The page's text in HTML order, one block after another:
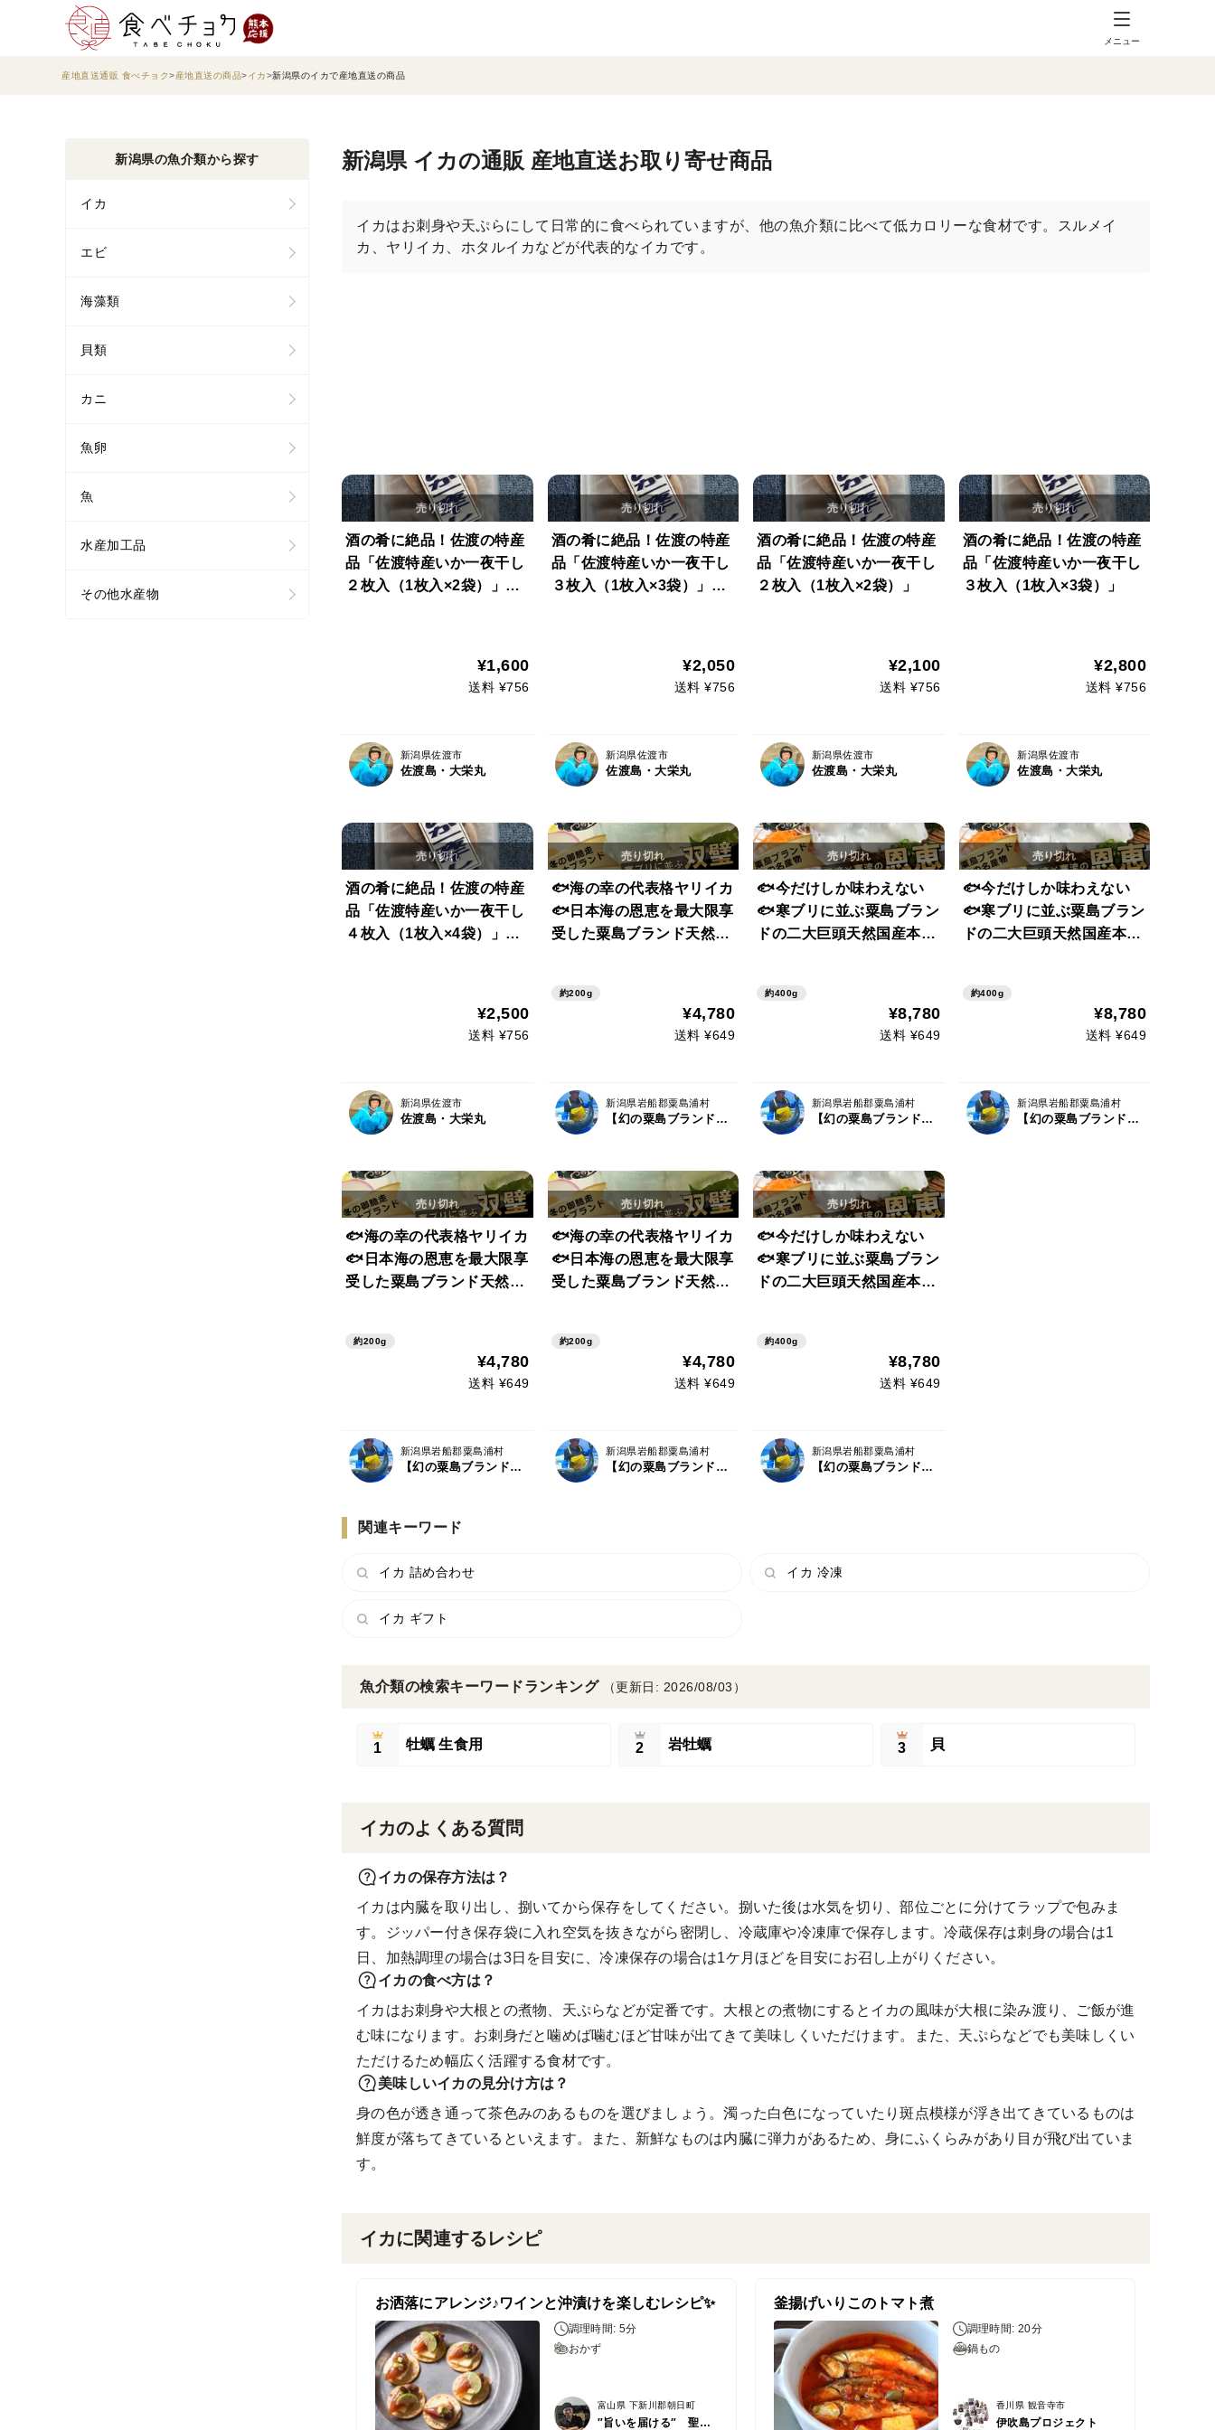
メニュー
産地直送通販 食べチョク 産地直送の商品 イカ 新潟県のイカで産地直送の商品
新潟県 イカの通販 産地直送お取り寄せ商品
イカはお刺身や天ぷらにして日常的に食べられていますが、他の魚介類に比べて低カロリーな食材です。スルメイ
カ、ヤリイカ、ホタルイカなどが代表的なイカです。
酒の肴に絶品！佐渡の特産
品「佐渡特産いか一夜干し
２枚入（1枚入×2袋）」
¥1,600
送料 ¥756
新潟県佐渡市
佐渡島・大栄丸
酒の肴に絶品！佐渡の特産
品「佐渡特産いか一夜干し
３枚入（1枚入×3袋）」
¥2,050
送料 ¥756
新潟県佐渡市
佐渡島・大栄丸
酒の肴に絶品！佐渡の特産
品「佐渡特産いか一夜干し
２枚入（1枚入×2袋）」
¥2,100
送料 ¥756
新潟県佐渡市
佐渡島・大栄丸
酒の肴に絶品！佐渡の特産
品「佐渡特産いか一夜干し
３枚入（1枚入×3袋）」
¥2,800
送料 ¥756
新潟県佐渡市
佐渡島・大栄丸
酒の肴に絶品！佐渡の特産
品「佐渡特産いか一夜干し
４枚入（1枚入×4袋）」
¥2,500
送料 ¥756
新潟県佐渡市
佐渡島・大栄丸
🐟海の幸の代表格ヤリイカ
🐟日本海の恩恵を最大限享
受した粟島ブランド天然国
約】
約200g
¥4,780
送料 ¥649
新潟県岩船郡粟島浦村
【幻の粟島ブランド】天然鮮魚の宝島『粟島漁業』
🐟今だけしか味わえない
🐟寒ブリに並ぶ粟島ブラン
ドの二大巨頭天然国産本ヤ
約400g
¥8,780
送料 ¥649
新潟県岩船郡粟島浦村
【幻の粟島ブランド】天然鮮魚の宝島『粟島漁業』
🐟今だけしか味わえない
🐟寒ブリに並ぶ粟島ブラン
ドの二大巨頭天然国産本ヤ
約400g
¥8,780
送料 ¥649
新潟県岩船郡粟島浦村
【幻の粟島ブランド】天然鮮魚の宝島『粟島漁業』
🐟海の幸の代表格ヤリイカ
🐟日本海の恩恵を最大限享
受した粟島ブランド天然国
約200g
¥4,780
送料 ¥649
新潟県岩船郡粟島浦村
【幻の粟島ブランド】天然鮮魚の宝島『粟島漁業』
🐟海の幸の代表格ヤリイカ
🐟日本海の恩恵を最大限享
受した粟島ブランド天然国
約200g
¥4,780
送料 ¥649
新潟県岩船郡粟島浦村
【幻の粟島ブランド】天然鮮魚の宝島『粟島漁業』
🐟今だけしか味わえない
🐟寒ブリに並ぶ粟島ブラン
ドの二大巨頭天然国産本ヤ
約400g
¥8,780
送料 ¥649
新潟県岩船郡粟島浦村
【幻の粟島ブランド】天然鮮魚の宝島『粟島漁業』
関連キーワード
イカ 詰め合わせ イカ 冷凍
イカ ギフト
魚介類の検索キーワードランキング （更新日: 2026/08/03）
1 牡蠣 生食用 2 岩牡蠣 3 貝
イカのよくある質問
イカの保存方法は？
イカは内臓を取り出し、捌いてから保存をしてください。捌いた後は水気を切り、部位ごとに分けてラップで包みま
す。ジッパー付き保存袋に入れ空気を抜きながら密閉し、冷蔵庫や冷凍庫で保存します。冷蔵保存は刺身の場合は1
日、加熱調理の場合は3日を目安に、冷凍保存の場合は1ケ月ほどを目安にお召し上がりください。
イカの食べ方は？
イカはお刺身や大根との煮物、天ぷらなどが定番です。大根との煮物にするとイカの風味が大根に染み渡り、ご飯が進
む味になります。お刺身だと噛めば噛むほど甘味が出てきて美味しくいただけます。また、天ぷらなどでも美味しくい
ただけるため幅広く活躍する食材です。
美味しいイカの見分け方は？
身の色が透き通って茶色みのあるものを選びましょう。濁った白色になっていたり斑点模様が浮き出てきているものは
鮮度が落ちてきているといえます。また、新鮮なものは内臓に弾力があるため、身にふくらみがあり目が飛び出ていま
す。
イカに関連するレシピ
お洒落にアレンジ♪ワインと沖漬けを楽しむレシピ✨
調理時間: 5分
おかず
富山県 下新川郡朝日町
″旨いを届ける″ 聖徳丸
釜揚げいりこのトマト煮
調理時間: 20分
鍋もの
香川県 観音寺市
伊吹島プロジェクト
新潟県の魚介類から探す
イカ
エビ
海藻類
貝類
カニ
魚卵
魚
水産加工品
その他水産物